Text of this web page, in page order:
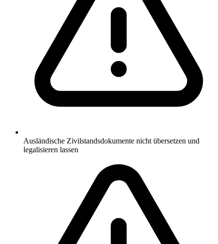
Ausländische Zivilstandsdokumente nicht übersetzen und
legalisieren lassen